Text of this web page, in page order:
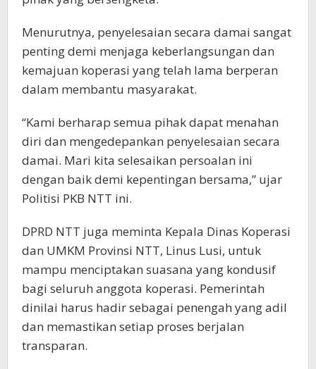
Menurutnya, penyelesaian secara damai sangat
penting demi menjaga keberlangsungan dan
kemajuan koperasi yang telah lama berperan
dalam membantu masyarakat.
“Kami berharap semua pihak dapat menahan
diri dan mengedepankan penyelesaian secara
damai. Mari kita selesaikan persoalan ini
dengan baik demi kepentingan bersama,” ujar
Politisi PKB NTT ini.
DPRD NTT juga meminta Kepala Dinas Koperasi
dan UMKM Provinsi NTT, Linus Lusi, untuk
mampu menciptakan suasana yang kondusif
bagi seluruh anggota koperasi. Pemerintah
dinilai harus hadir sebagai penengah yang adil
dan memastikan setiap proses berjalan
transparan.